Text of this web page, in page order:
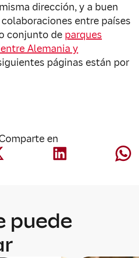
dirección, y a buen
entre países
conjunto de parques
Alemania y
páginas están por
en
puede